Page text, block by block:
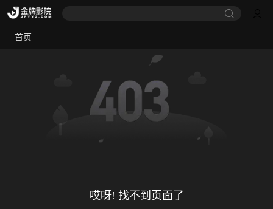
首页
哎呀! 找不到页面了